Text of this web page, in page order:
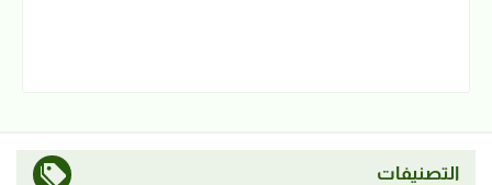
التصنيفات